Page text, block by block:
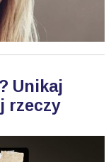
Unikaj
rzeczy